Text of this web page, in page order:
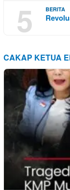
5
BERITA
CAKAP KETUA